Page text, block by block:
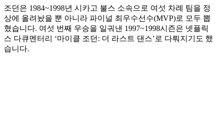
조던은 1984~1998년 시카고 불스 소속으로 여섯 차례 팀을 정
상에 올려놨을 뿐 아니라 파이널 최우수선수(MVP)로 모두 뽑
혔습니다. 여섯 번째 우승을 일궈낸 1997~1998시즌은 넷플릭
스 다큐멘터리 ‘마이클 조던: 더 라스트 댄스’로 다뤄지기도 했
습니다.